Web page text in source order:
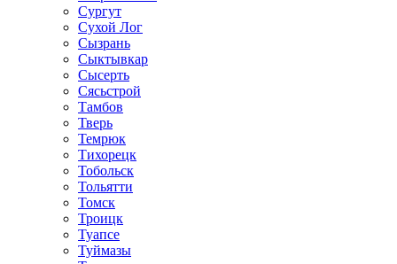
Сургут
Сухой Лог
Сызрань
Сыктывкар
Сысерть
Сясьстрой
Тамбов
Тверь
Темрюк
Тихорецк
Тобольск
Тольятти
Томск
Троицк
Туапсе
Туймазы